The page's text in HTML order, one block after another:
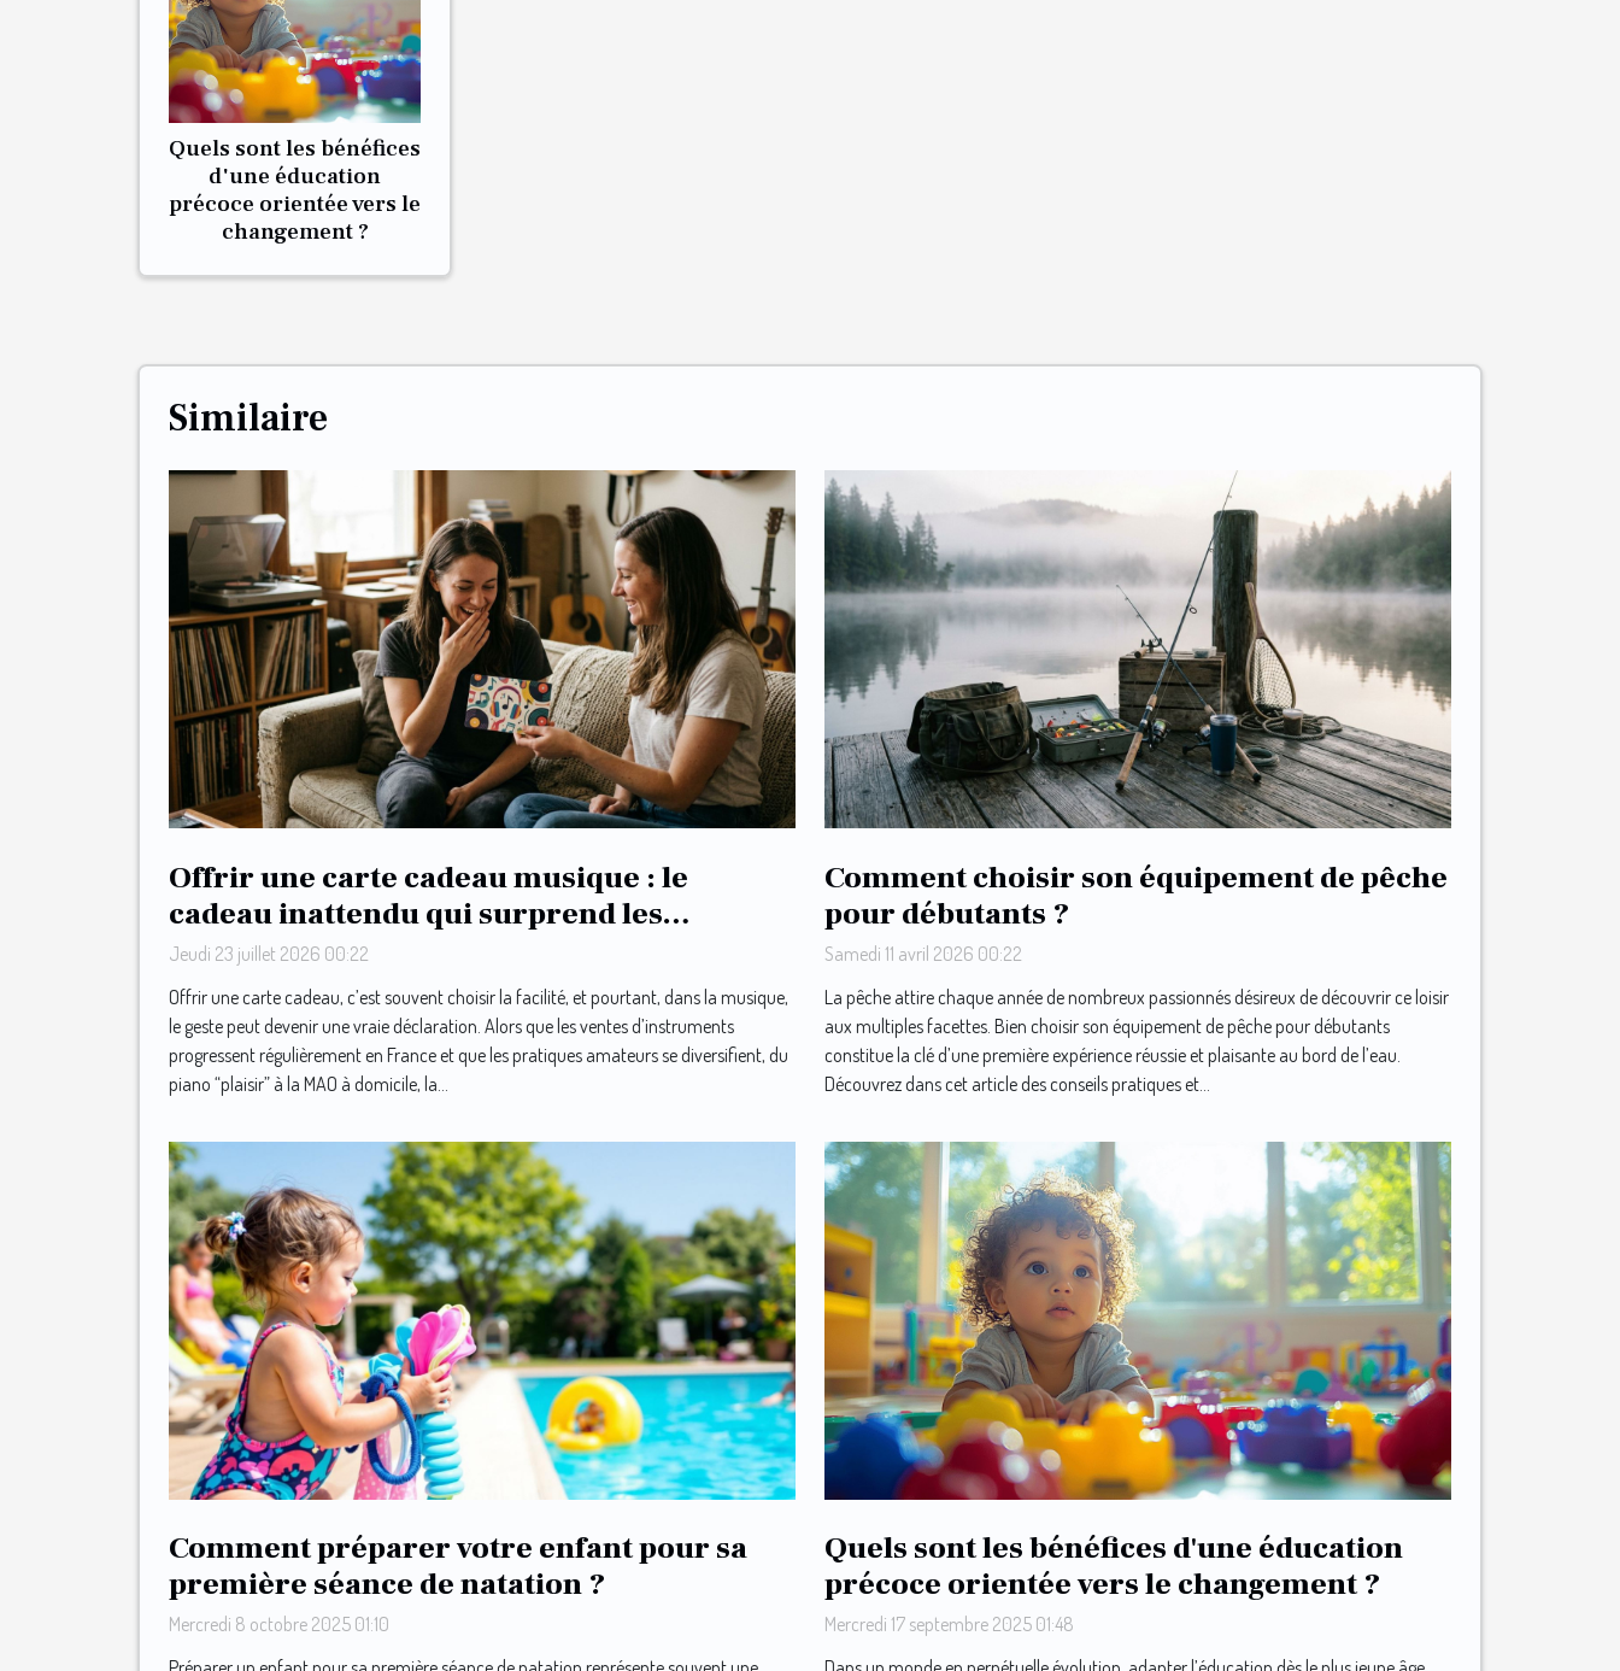
Quels sont les bénéfices
d'une éducation
précoce orientée vers le
changement ?
Similaire
Offrir une carte cadeau musique : le
cadeau inattendu qui surprend les
mélomanes
Jeudi 23 juillet 2026 00:22
Offrir une carte cadeau, c’est souvent choisir la facilité, et pourtant, dans la musique,
le geste peut devenir une vraie déclaration. Alors que les ventes d’instruments
progressent régulièrement en France et que les pratiques amateurs se diversifient, du
piano “plaisir” à la MAO à domicile, la...
Comment choisir son équipement de pêche
pour débutants ?
Samedi 11 avril 2026 00:22
La pêche attire chaque année de nombreux passionnés désireux de découvrir ce loisir
aux multiples facettes. Bien choisir son équipement de pêche pour débutants
constitue la clé d’une première expérience réussie et plaisante au bord de l’eau.
Découvrez dans cet article des conseils pratiques et...
Comment préparer votre enfant pour sa
première séance de natation ?
Mercredi 8 octobre 2025 01:10
Quels sont les bénéfices d'une éducation
précoce orientée vers le changement ?
Mercredi 17 septembre 2025 01:48